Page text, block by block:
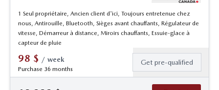
1 Seul propriétaire, Ancien client d'ici, Toujours entretenue chez
nous, Antirouille, Bluetooth, Sièges avant chauffants, Régulateur de
vitesse, Démarreur à distance, Miroirs chauffants, Essuie-glace à
capteur de pluie
98 $ / week
Purchase 36 months
Get pre-qualified